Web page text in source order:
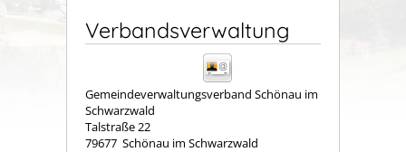
Verbandsverwaltung
Gemeindeverwaltungsverband Schönau im
Schwarzwald
Talstraße 22
79677 Schönau im Schwarzwald